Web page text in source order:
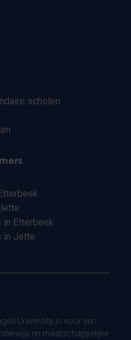
scholen
in Etterbeek
in Jette
University in voor een
en maatschappelijke